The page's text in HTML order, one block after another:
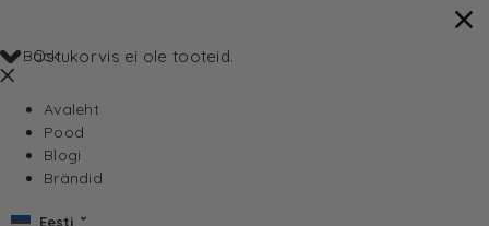
Ostukorvis ei ole tooteid.
Back
Avaleht
Pood
Blogi
Brändid
Eesti